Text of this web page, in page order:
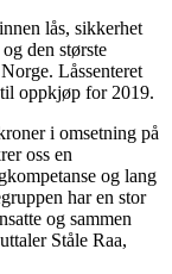
lås, sikkerhet
den største
Låssenteret
oppkjøp for 2019.
i omsetning på
oss en
og lang
har en stor
og sammen
Ståle Raa,